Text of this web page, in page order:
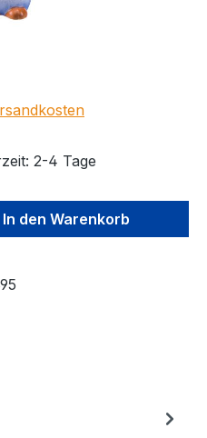
2-4 Tage
den
In den Warenkorb